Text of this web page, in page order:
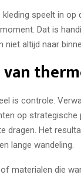
speelt in
Dat is
niet altijd naar
is controle.
op
dragen. Het
lange wandeling.
materialen die